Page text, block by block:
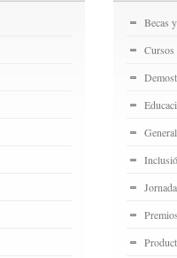
Becas
Cursos
General
Premios